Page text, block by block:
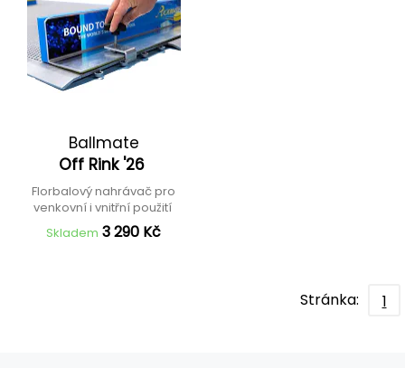
Ballmate
Off Rink '26
Florbalový nahrávač pro
venkovní i vnitřní použití
Skladem 3 290 Kč
Stránka: 1